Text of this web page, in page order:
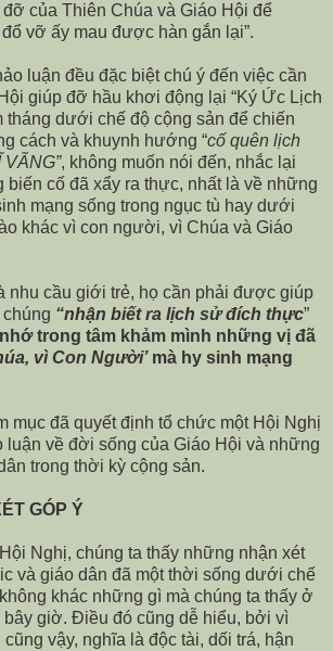
của Thiên Chúa và Giáo Hội để
vỡ ấy mau được hàn gắn lại”.
luận đều đặc biệt chú ý đến việc cần
giúp đỡ hầu khơi động lại “Ký Ức Lịch
tháng dưới chế độ cộng sản để chiến
cách và khuynh hướng “cố quên lịch
VÃNG”, không muốn nói đến, nhắc lại
biến cố đã xẩy ra thực, nhất là về những
mạng sống trong ngục tù hay dưới
khác vì con người, vì Chúa và Giáo
nhu cầu giới trẻ, họ cần phải được giúp
“nhận biết ra lịch sử đích thực”
trong tâm khảm mình những vị đã
vì Con Người’mà hy sinh mạng
mục đã quyết định tổ chức một Hội Nghị
luận về đời sống của Giáo Hội và những
trong thời kỳ cộng sản.
GÓP Ý
Nghị, chúng ta thấy những nhận xét
và giáo dân đã một thời sống dưới chế
khác những gì mà chúng ta thấy ở
bây giờ. Điều đó cũng dễ hiểu, bởi vì
vậy, nghĩa là độc tài, dối trá, hận